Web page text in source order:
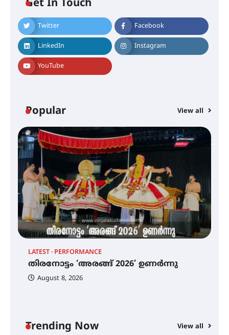
Get In Touch
Twitter Facebook
LinkedIn Instagram
YouTube
Popular View all
LATEST PERFORMANCE
തിരനോട്ടം ‘അരങ്ങ് 2026’ ഉണർന്നു
August 8, 2026
Trending Now View all
നിക്ഷേപകർക്ക് പണം തിരികെ
ലഭ്യമാക്കാൻ കേന്ദ്ര-കേരള
സർക്കാരുകൾ അടിയന്തരമായി
ഇടപെടണമെന്ന് ഐ.ടി.യു. ബാങ്ക്
നിക്ഷേപക സംരക്ഷണ സമിതി
ശക്തമായ കാറ്റിന് സാധ്യത –
ജില്ലയിൽ എല്ലാ വിദ്യാഭ്യാസ
സ്ഥാപനങ്ങൾക്കും ശനിയാഴ്ച
അവധി
എം.ജി. യൂണിവേഴ്‌സിറ്റിയിൽ നിന്ന്
ഇംഗ്ളീഷ് സാഹിത്യത്തിൽ
ഡോക്ടറേറ്റ് നേടിയ എൻ. ആര്യ
ട്യുണീഷ്യൻ ചിത്രം ” ദി വോയിസ്
ഫിലിം സൊസൈറ്റി ആഗസ്റ്റ് 7
വെള്ളിയാഴ്ച സ്‌ക്രീൻ ചെയ്യുന്നു